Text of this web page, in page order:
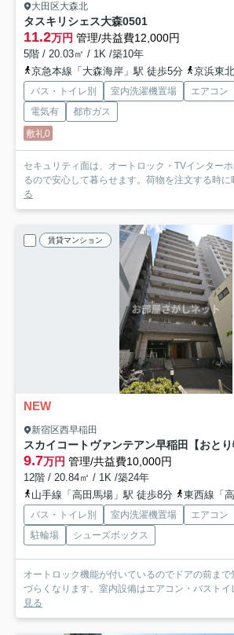
大田区大森北
タスキリシェス大森0501
11.2万円 管理/共益費12,000円
5階 / 20.03㎡ / 1K /築10年
京急本線「大森海岸」駅 徒歩5分
京浜東北
バス・トイレ別 室内洗濯機置場 エアコン
電気有
都市ガス
敷礼0
セキュリティ面は、オートロック・TVインター
るので安心して暮らせます。荷物を注文する時に
る
賃貸マンション
NEW
新宿区西早稲田
9.7万円 管理/共益費10,000円
12階 / 20.84㎡ / 1K /築24年
山手線「高田馬場」駅 徒歩8分
東西線「高
バス・トイレ別 室内洗濯機置場 エアコン
駐輪場
シューズボックス
オートロック機能が付いているのでドアの前ま
づらくなります。室内設備はエアコン・バストイ
見る